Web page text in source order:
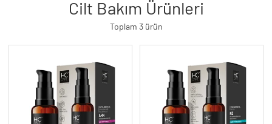
Cilt Bakım Ürünleri
Toplam 3 ürün